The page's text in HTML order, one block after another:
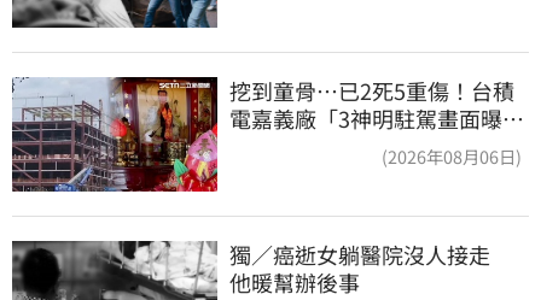
挖到童骨…已2死5重傷！台積
電嘉義廠「3神明駐駕畫面曝
(2026年08月06日)
獨／癌逝女躺醫院沒人接走
他暖幫辦後事